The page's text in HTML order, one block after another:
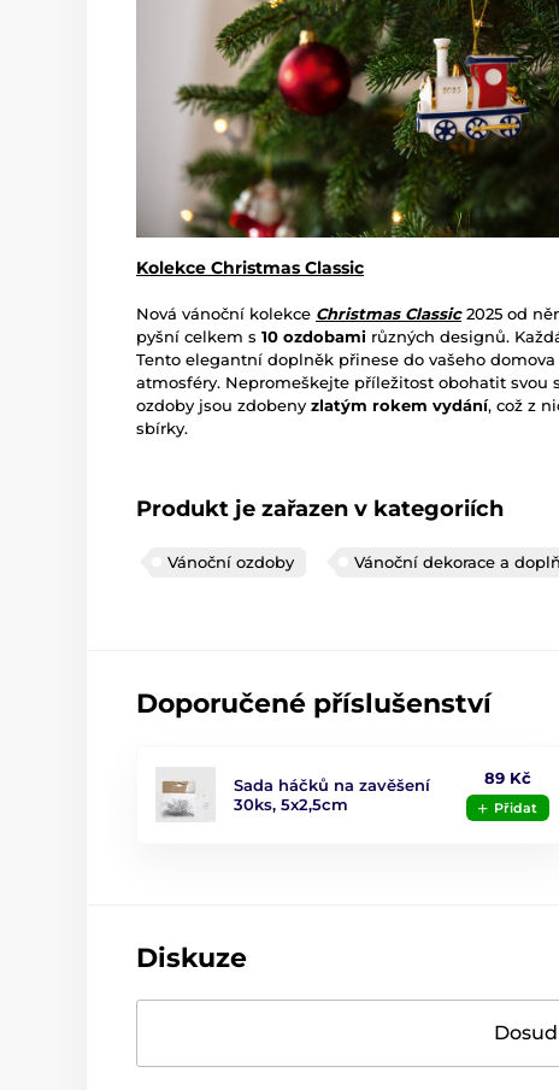
Kolekce Christmas Classic
Nová vánoční kolekce Christmas Classic2025 od
pyšní celkem s 10 ozdobami různých designů.
Tento elegantní doplněk přinese do vašeho
atmosféry. Nepromeškejte příležitost obohatit svou
ozdoby jsou zdobeny zlatým rokem vydání, což z
sbírky.
Produkt je zařazen v kategoriích
Vánoční ozdoby Vánoční dekorace a
Doporučené příslušenství
Sada háčků na zavěšení
30ks, 5x2,5cm
89 Kč
Přidat
Diskuze